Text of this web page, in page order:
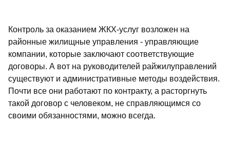
Контроль за оказанием ЖКХ-услуг возложен на
районные жилищные управления - управляющие
компании, которые заключают соответствующие
договоры. А вот на руководителей райжилуправлений
существуют и административные методы воздействия.
Почти все они работают по контракту, а расторгнуть
такой договор с человеком, не справляющимся со
своими обязанностями, можно всегда.